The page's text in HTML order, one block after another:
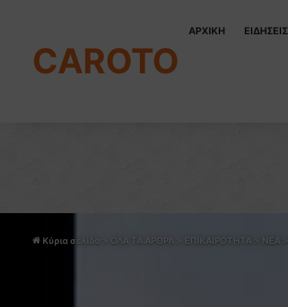
CAROTO
ΑΡΧΙΚΗ ΕΙΔΗΣΕΙΣ
Κύρια σελίδα > ΟΛΑ ΤΑ ΑΡΘΡΑ > ΕΠΙΚΑΙΡΟΤΗΤΑ > NEA >